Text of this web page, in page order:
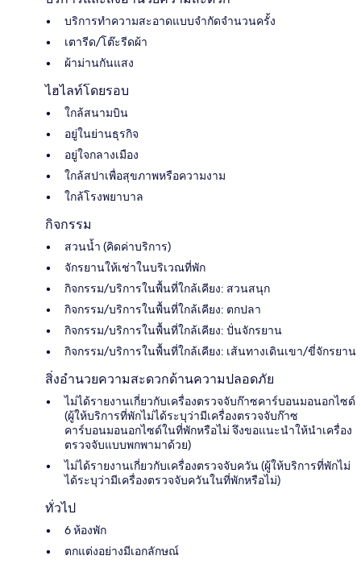
บริการทำความสะอาดแบบจำกัดจำนวนครั้ง
เตารีด/โต๊ะรีดผ้า
ผ้าม่านกันแสง
ไฮไลท์โดยรอบ
ใกล้สนามบิน
อยู่ในย่านธุรกิจ
อยู่ใจกลางเมือง
ใกล้สปาเพื่อสุขภาพหรือความงาม
ใกล้โรงพยาบาล
กิจกรรม
สวนน้ำ (คิดค่าบริการ)
จักรยานให้เช่าในบริเวณที่พัก
กิจกรรม/บริการในพื้นที่ใกล้เคียง: สวนสนุก
กิจกรรม/บริการในพื้นที่ใกล้เคียง: ตกปลา
กิจกรรม/บริการในพื้นที่ใกล้เคียง: ปั่นจักรยาน
กิจกรรม/บริการในพื้นที่ใกล้เคียง: เส้นทางเดินเขา/ขี่จักรยาน
สิ่งอำนวยความสะดวกด้านความปลอดภัย
ไม่ได้รายงานเกี่ยวกับเครื่องตรวจจับก๊าซคาร์บอนมอนอกไซด์
(ผู้ให้บริการที่พักไม่ได้ระบุว่ามีเครื่องตรวจจับก๊าซ
คาร์บอนมอนอกไซด์ในที่พักหรือไม่ จึงขอแนะนำให้นำเครื่อง
ตรวจจับแบบพกพามาด้วย)
ไม่ได้รายงานเกี่ยวกับเครื่องตรวจจับควัน (ผู้ให้บริการที่พักไม่
ได้ระบุว่ามีเครื่องตรวจจับควันในที่พักหรือไม่)
ทั่วไป
6 ห้องพัก
ตกแต่งอย่างมีเอกลักษณ์